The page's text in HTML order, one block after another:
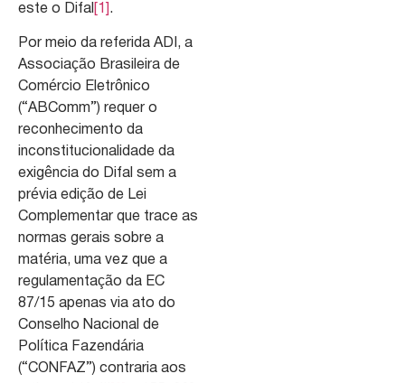
este o Difal [1] .
Por meio da referida ADI, a
Associação Brasileira de
Comércio Eletrônico
(“ABComm”) requer o
reconhecimento da
inconstitucionalidade da
exigência do Difal sem a
prévia edição de Lei
Complementar que trace as
normas gerais sobre a
matéria, uma vez que a
regulamentação da EC
87/15 apenas via ato do
Conselho Nacional de
Política Fazendária
(“CONFAZ”) contraria aos